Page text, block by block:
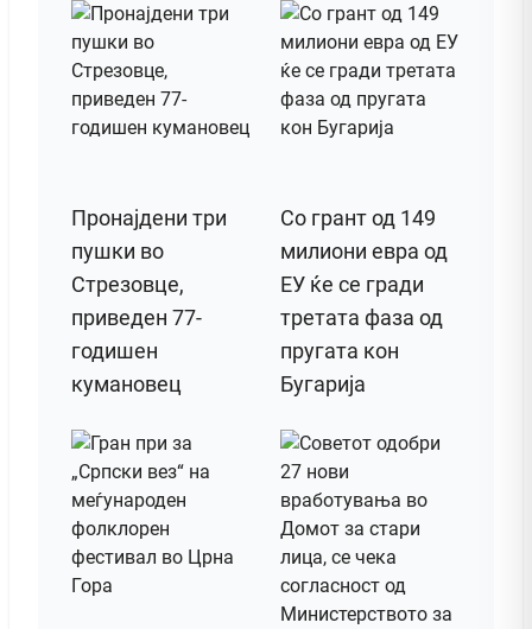
Пронајдени три
пушки во
Стрезовце,
приведен 77-
годишен
кумановец
Со грант од 149
милиони евра од
ЕУ ќе се гради
третата фаза од
пругата кон
Бугарија